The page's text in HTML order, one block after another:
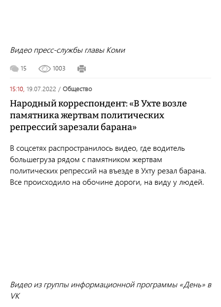
Видео пресс-службы главы Коми
15 1003
15:10, 19.07.2022 / общество
Народный корреспондент: «В Ухте возле
памятника жертвам политических
репрессий зарезали барана»
В соцсетях распространилось видео, где водитель
большегруза рядом с памятником жертвам
политических репрессий на въезде в Ухту резал барана.
Все происходило на обочине дороги, на виду у людей.
Видео из группы информационной программы «День» в
VK